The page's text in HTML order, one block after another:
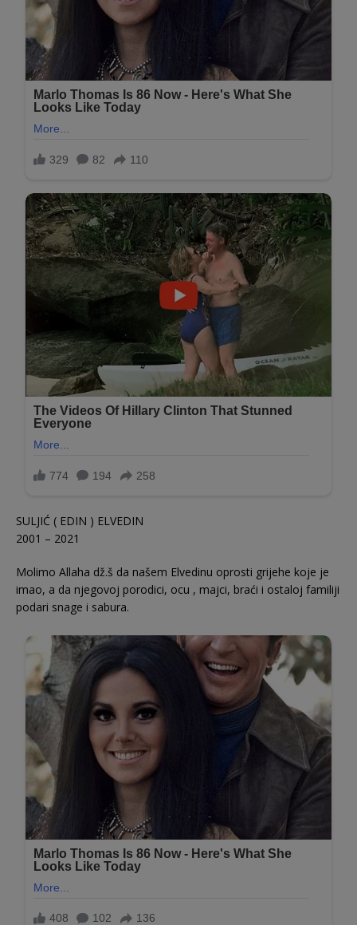
SULJIĆ ( EDIN ) ELVEDIN
2001 – 2021
Molimo Allaha dž.š da našem Elvedinu oprosti grijehe koje je
imao, a da njegovoj porodici, ocu , majci, braći i ostaloj familiji
podari snage i sabura.